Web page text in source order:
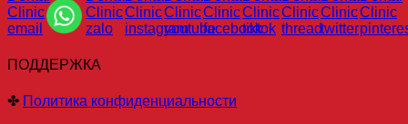
ПОДДЕРЖКА
✤ Политика конфиденциальности